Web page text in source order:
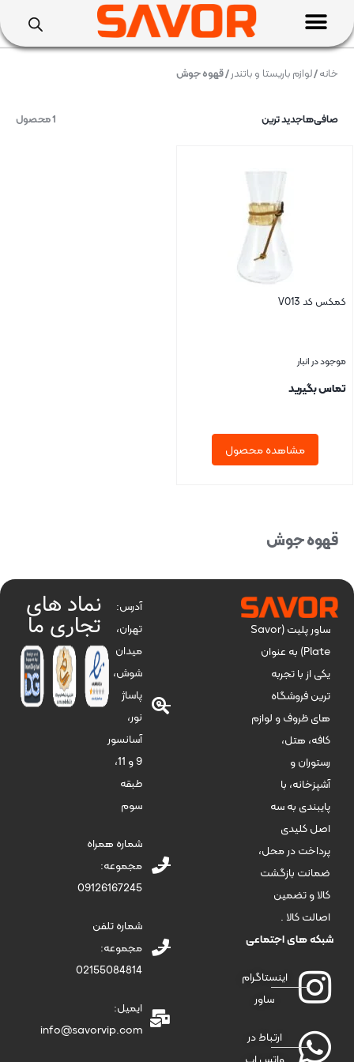
خانه/لوازم باریستا و باتندر/ قهوه جوش
1 محصول صافی‌هاجدید ترین
کمکس کد V013
موجود در انبار
تماس بگیرید
مشاهده محصول
قهوه جوش
ساور پلیت (Savor
Plate) به عنوان
یکی از با تجربه
ترین فروشگاه
های ظروف و لوازم
کافه، هتل،
رستوران و
آشپزخانه، با
پایبندی به سه
اصل کلیدی
پرداخت در محل،
ضمانت بازگشت
کالا و تضمین
اصالت کالا .
شبکه های اجتماعی
اینستاگرام
ساور
ارتباط در
آدرس:
تهران،
میدان
شوش،
پاساژ
نور،
آسانسور
9 و 11،
طبقه
سوم
شماره همراه
مجموعه:
09126167245
شماره تلفن
مجموعه:
02155084814
ایمیل:
info@savorvip.com
نماد های
تجاری ما